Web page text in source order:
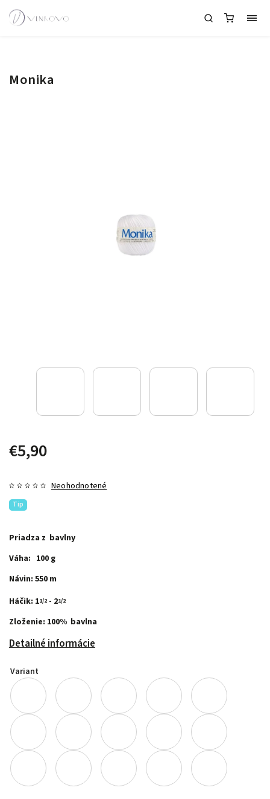
Monika
€5,90
Tip
Neohodnotené
Priadza z bavlny
Váha: 100 g
Návin: 550 m
Háčik: 11/2- 21/2
Zloženie: 100% bavlna
Detailné informácie
Variant